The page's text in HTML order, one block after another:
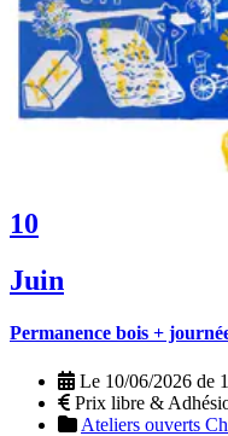
10
Juin
Permanence bois +
Le 10/06/2026 de
Prix libre &
Ateliers ouverts